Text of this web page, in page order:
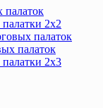
палаток
2х2
палаток
палаток
2х3